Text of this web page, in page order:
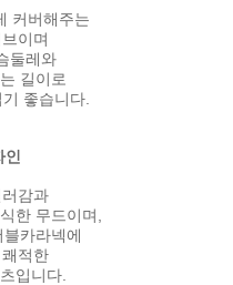
커버해주는
이며
둘레와
길이로
좋습니다.
감과
한 무드이며,
카라넥에
적한
입니다.